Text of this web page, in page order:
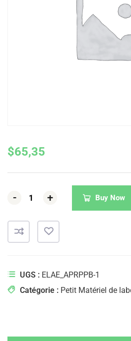
$65,35
- +
- +
- + Buy Now
UGS : ELAE_APRPPB-1
Catégorie : Petit Matériel de